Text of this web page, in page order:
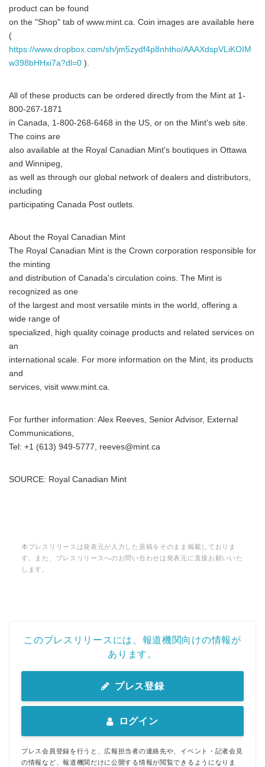
product can be found
on the "Shop" tab of www.mint.ca. Coin images are available here
(
https://www.dropbox.com/sh/jm5zydf4p8nhtho/AAAXdspVLiKOIM
w398bHHxi7a?dl=0 ).
All of these products can be ordered directly from the Mint at 1-
800-267-1871
in Canada, 1-800-268-6468 in the US, or on the Mint's web site.
The coins are
also available at the Royal Canadian Mint's boutiques in Ottawa
and Winnipeg,
as well as through our global network of dealers and distributors,
including
participating Canada Post outlets.
About the Royal Canadian Mint
The Royal Canadian Mint is the Crown corporation responsible for
the minting
and distribution of Canada's circulation coins. The Mint is
recognized as one
of the largest and most versatile mints in the world, offering a
wide range of
specialized, high quality coinage products and related services on
an
international scale. For more information on the Mint, its products
and
services, visit www.mint.ca.
For further information: Alex Reeves, Senior Advisor, External
Communications,
Tel: +1 (613) 949-5777, reeves@mint.ca
SOURCE: Royal Canadian Mint
本プレスリリースは発表元が入力した原稿をそのまま掲載しておりま
す。また、プレスリリースへのお問い合わせは発表元に直接お願いいた
します。
このプレスリリースには、報道機関向けの情報が
あります。
プレス登録
ログイン
プレス会員登録を行うと、広報担当者の連絡先や、イベント・記者会見
の情報など、報道機関だけに公開する情報が閲覧できるようになりま
Japanese